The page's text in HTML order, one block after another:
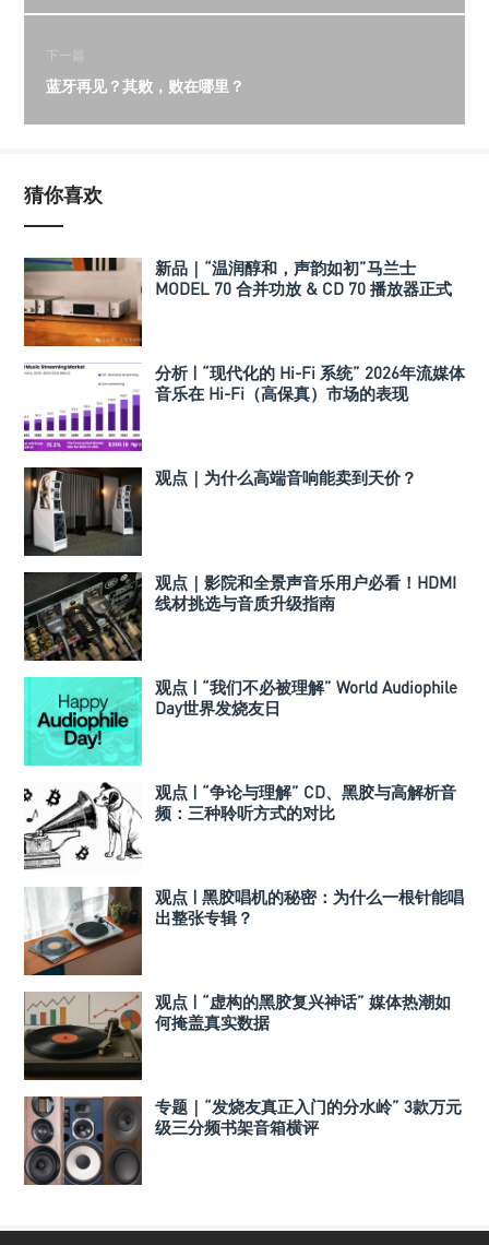
下一篇
蓝牙再见？其败，败在哪里？
猜你喜欢
新品｜“温润醇和，声韵如初”马兰士
MODEL 70 合并功放 & CD 70 播放器正式
分析 | “现代化的 Hi-Fi 系统” 2026年流媒体
音乐在 Hi-Fi（高保真）市场的表现
观点｜为什么高端音响能卖到天价？
观点｜影院和全景声音乐用户必看！HDMI
线材挑选与音质升级指南
观点 | “我们不必被理解” World Audiophile
Day世界发烧友日
观点 | “争论与理解” CD、黑胶与高解析音
频：三种聆听方式的对比
观点 | 黑胶唱机的秘密：为什么一根针能唱
出整张专辑？
观点 | “虚构的黑胶复兴神话” 媒体热潮如
何掩盖真实数据
专题｜“发烧友真正入门的分水岭” 3款万元
级三分频书架音箱横评